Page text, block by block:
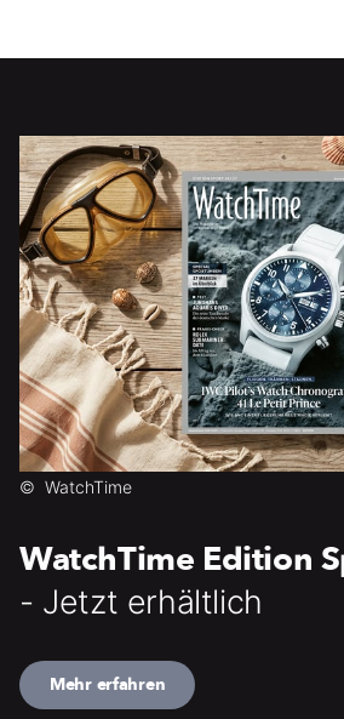
© WatchTime
WatchTime Edition
- Jetzt erhältlich
Mehr erfahren